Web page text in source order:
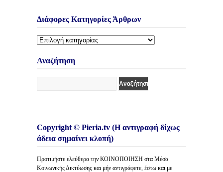
Διάφορες Κατηγορίες Άρθρων
Διάφορες
Άρθρων
Αναζήτηση
Copyright © Pieria.tv (Η αντιγραφή δίχως
άδεια σημαίνει κλοπή)
Προτιμήστε ελεύθερα την ΚΟΙΝΟΠΟΙΗΣΗ στα Μέσα
Κοινωνικής Δικτύωσης και μήν αντιγράφετε, έστω και με